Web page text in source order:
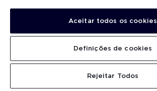
Aceitar todos os cookies
Rejeitar Todos
Definições de cookies